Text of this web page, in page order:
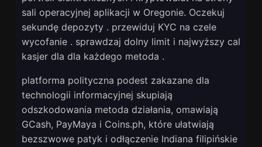
sali operacyjnej aplikacji w Oregonie. Oczekuj
sekundę depozyty . przewiduj KYC na czele
wycofanie . sprawdzaj dolny limit i najwyższy cal
kasjer dla dla każdego metoda .
platforma polityczna podest zakazane dla
technologii informacyjnej skupiają
odszkodowania metoda działania, omawiają
GCash, PayMaya i Coins.ph, które ułatwiają
bezszwowe patyk i odłączenie Indiana filipińskie